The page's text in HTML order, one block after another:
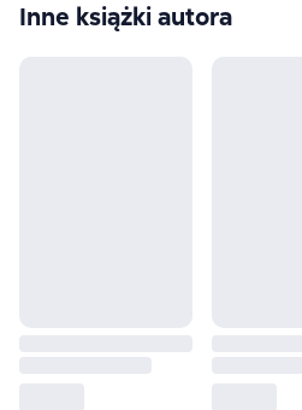
Inne książki autora